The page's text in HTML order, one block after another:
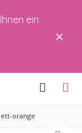
ein
×
orange